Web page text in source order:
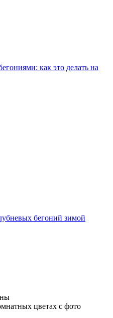
как это делать на
бегоний зимой
цветах с фото